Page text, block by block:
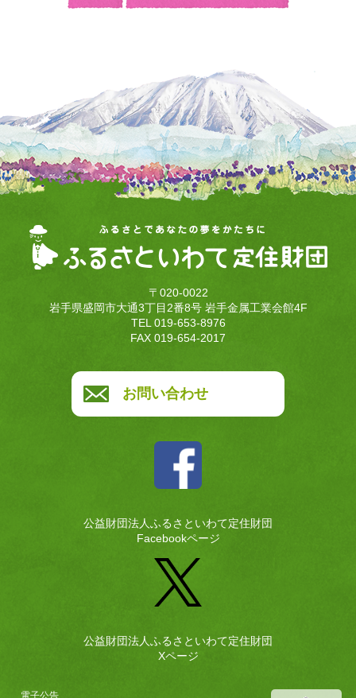
〒020-0022
岩手県盛岡市大通3丁目2番8号 岩手金属工業会館4F
TEL 019-653-8976
FAX 019-654-2017
お問い合わせ
公益財団法人ふるさといわて定住財団
Facebookページ
公益財団法人ふるさといわて定住財団
Xページ